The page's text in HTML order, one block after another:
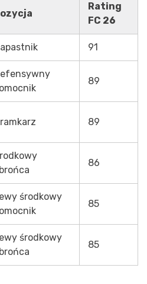
Rating
FC 26
91
89
89
86
środkowy
85
środkowy
85